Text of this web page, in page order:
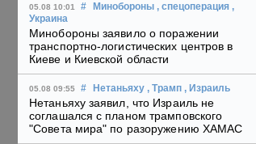
05.08 10:01 # Минобороны , спецоперация ,
Украина
Минобороны заявило о поражении
транспортно-логистических центров в
Киеве и Киевской области
05.08 09:55 # Нетаньяху , Трамп , Израиль
Нетаньяху заявил, что Израиль не
соглашался с планом трамповского
"Совета мира" по разоружению ХАМАС